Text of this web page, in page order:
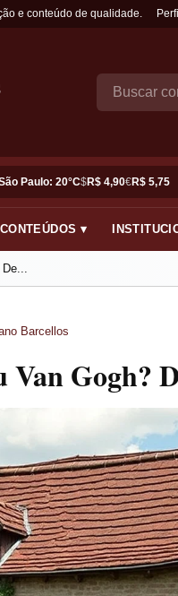
e conteúdo de qualidade.
Paulo: 20°C$R$ 4,90€R$ 5,75
Frases
CONTEÚDOS ▾
De...
Barcellos
Van Gogh?